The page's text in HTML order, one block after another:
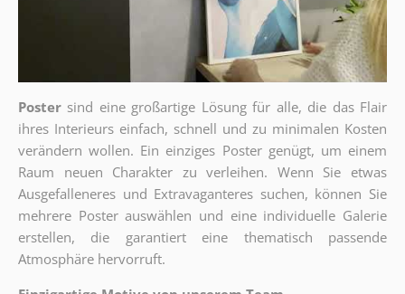
Poster sind eine großartige Lösung für alle, die das Flair
ihres Interieurs einfach, schnell und zu minimalen Kosten
verändern wollen. Ein einziges Poster genügt, um einem
Raum neuen Charakter zu verleihen. Wenn Sie etwas
Ausgefalleneres und Extravaganteres suchen, können Sie
mehrere Poster auswählen und eine individuelle Galerie
erstellen, die garantiert eine thematisch passende
Atmosphäre hervorruft.